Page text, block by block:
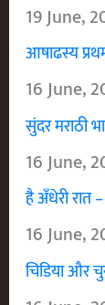
19 June,
आषाढस्य
16 June,
सुंदर मराठी
16 June,
है अँधेरी रात
16 June,
चिडिया और